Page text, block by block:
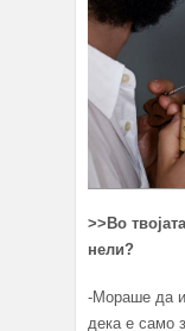
>>Во
нели?
-Мораше да
дека е само